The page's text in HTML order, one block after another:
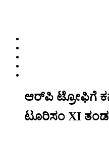
ಆರ್‌ಪಿ ಟ್ರೋಫಿಗೆ
ಟೂರಿಸಂ XI